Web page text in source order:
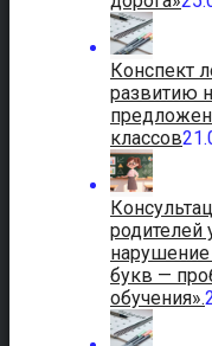
Конспект
развитию
классов
букв —
обучения».